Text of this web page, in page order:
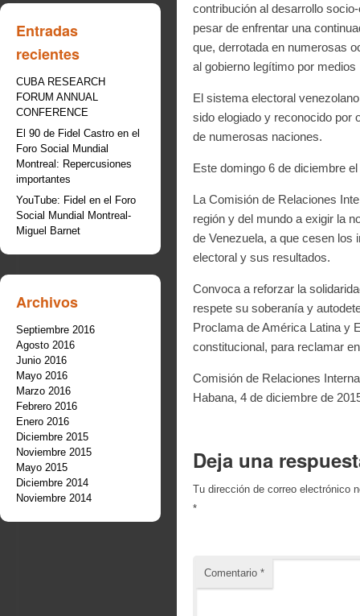
contribución al desarrollo
pesar de enfrentar una
que, derrotada en numerosas
al gobierno legítimo por
El sistema electoral
sido elogiado y reconocido por
de numerosas naciones.
Este domingo 6 de diciembre
La Comisión de Relaciones
región y del mundo a exigir la
de Venezuela, a que cesen los
electoral y sus resultados.
Convoca a reforzar la
respete su soberanía y
Proclama de América Latina y
constitucional, para reclamar
Comisión de Relaciones
Habana, 4 de diciembre de
Deja una
Tu dirección de correo electrónico
*
Comentario *
Entradas
recientes
CUBA RESEARCH
FORUM ANNUAL
CONFERENCE
El 90 de Fidel Castro en el
Foro Social Mundial
Montreal: Repercusiones
importantes
YouTube: Fidel en el Foro
Social Mundial Montreal-
Miguel Barnet
Archivos
Septiembre 2016
Agosto 2016
Junio 2016
Mayo 2016
Marzo 2016
Febrero 2016
Enero 2016
Diciembre 2015
Noviembre 2015
Mayo 2015
Diciembre 2014
Noviembre 2014